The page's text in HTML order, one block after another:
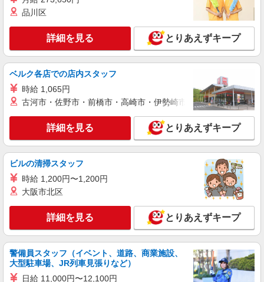
可能（規程有）★ ゜・。○。・゜+゜・。○。・゜
キープ
派遣社員
株式会社シエロ
【docomo】の携帯販売スタッフ
時給1400円〜 ※残業代支給 ★交通費別途支給
（規定あり） ゜+゜・。○。・゜+゜・。○。・゜
+゜ 入社祝い金10万円支給(規定有) お友達を紹介
頂くと, インセンティブ支給(規定有) ★月2回払
い・週払い可能（規程有）★ ゜・。○。・゜
+゜・。○。・゜+゜
岐阜県岐阜市のdocomoショップ
キープ 詳細を見る
紹介予定派遣
株式会社シエロ
時給1600円〜 ※別途インセンティブ、職能評
価制度あり ※残業代支給 ★交通費別途支給（規定
あり） ゜+゜・。○。・゜+゜・。○。・゜+゜ 入
社祝い金10万円支給(規定有) お友達を紹介頂くと,
インセンティブ支給(規定有) ★月2回払い・週払い
可能（規程有）★ ゜・。○。・゜+゜・。○。・゜
+゜
岐阜県岐阜市の商業施設
詳細を見る
紹介予定派遣
株式会社シエロ
品川区
詳細を見る とりあえずキープ
ベルク各店での店内スタッフ
時給 1,065円
古河市・佐野市・前橋市・高崎市・伊勢崎市・太田市・館林市
詳細を見る とりあえずキープ
ビルの清掃スタッフ
時給 1,200円〜1,200円
大阪市北区
詳細を見る とりあえずキープ
警備員スタッフ（イベント、道路、商業施設、
大型駐車場、JR列車見張りなど）
日給 11,000円〜12,100円